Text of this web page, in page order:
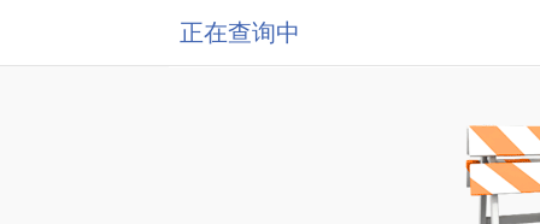
正在查询中